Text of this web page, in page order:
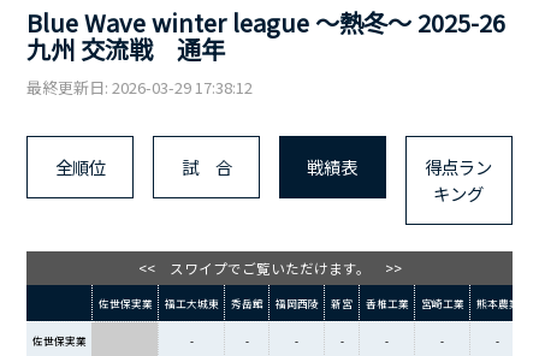
Blue Wave winter league ～熱冬～ 2025-26
九州 交流戦 通年
最終更新日: 2026-03-29 17:38:12
全順位 試 合 戦績表
得点ラン
キング
<< スワイプでご覧いただけます。 >>
佐世保実業 福工大城東 秀岳館 福岡西陵 新宮 香椎工業 宮崎工業 熊本農業
佐世保実業 - - - - - - -